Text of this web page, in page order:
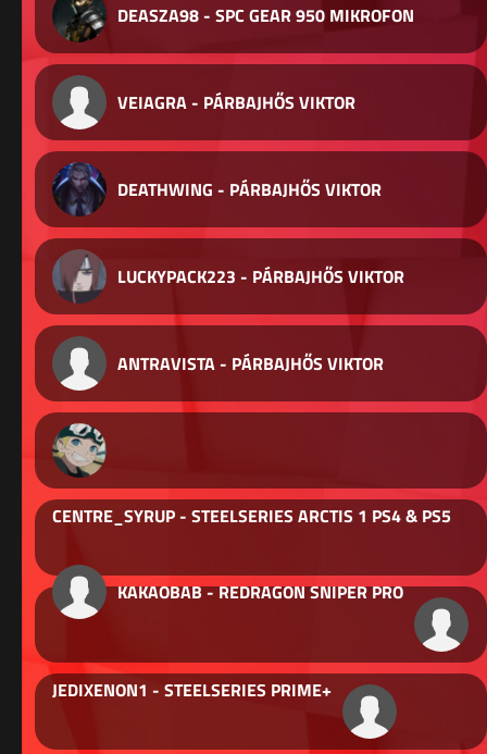
DEASZA98 - SPC GEAR 950 MIKROFON
VEIAGRA - PÁRBAJHŐS VIKTOR
DEATHWING - PÁRBAJHŐS VIKTOR
LUCKYPACK223 - PÁRBAJHŐS VIKTOR
ANTRAVISTA - PÁRBAJHŐS VIKTOR
CENTRE_SYRUP - STEELSERIES ARCTIS 1 PS4 & PS5
KAKAOBAB - REDRAGON SNIPER PRO
JEDIXENON1 - STEELSERIES PRIME+